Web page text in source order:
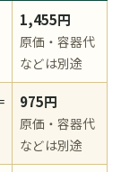
1,455円
原価・容器代
などは別途
975円
原価・容器代
などは別途